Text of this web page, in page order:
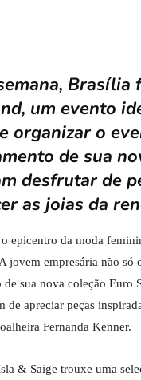
Brasília
um evento
organizar o
de sua
desfrutar de
as joias da
epicentro da moda
jovem empresária não
de sua nova coleção Euro
de apreciar peças
Fernanda Kenner.
& Saige trouxe uma